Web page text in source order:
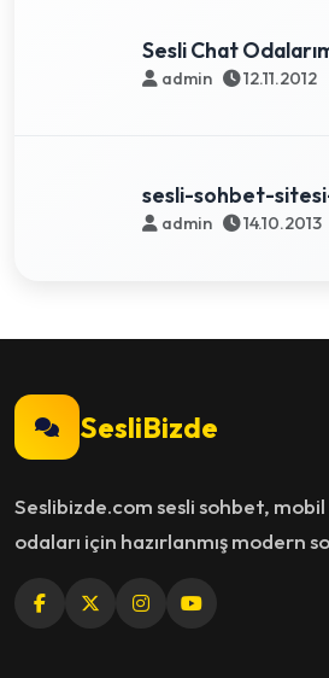
Sesli Chat
admin 12.11.2012
sesli-sohbet-
admin 14.10.2013
SesliBizde
Seslibizde.com sesli sohbet,
odaları için hazırlanmış modern